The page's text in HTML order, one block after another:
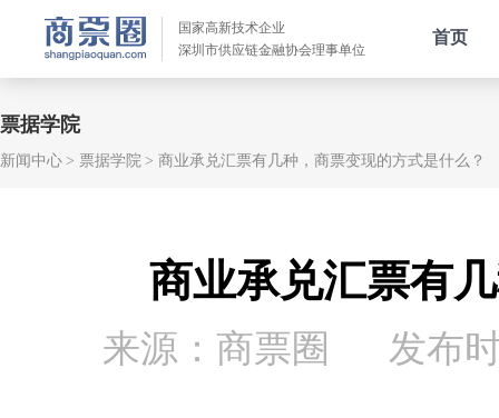
国家高新技术企业
深圳市供应链金融协会理事单位
首页
票据学院
新闻中心 票据学院 商业承兑汇票有几种，商票变现的方式是什么？
商业承兑汇票有
来源：商票圈 发布